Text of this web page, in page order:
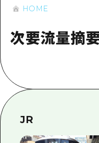
运动
历史·
美北
美北
东山口
列表
超值
行李寄
HOME
HOME
次要流量摘
JR